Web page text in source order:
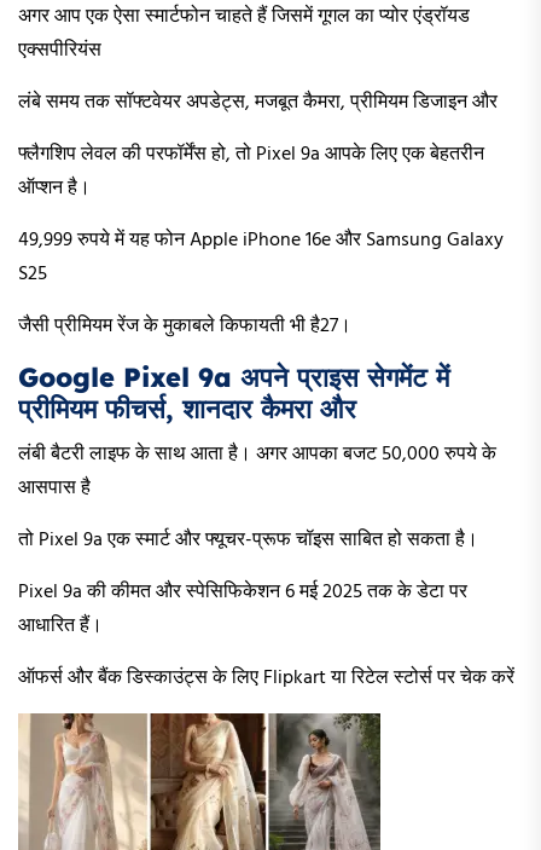
अगर आप एक ऐसा स्मार्टफोन चाहते हैं जिसमें गूगल का प्योर एंड्रॉयड
एक्सपीरियंस
लंबे समय तक सॉफ्टवेयर अपडेट्स, मजबूत कैमरा, प्रीमियम डिजाइन और
फ्लैगशिप लेवल की परफॉर्मेंस हो, तो Pixel 9a आपके लिए एक बेहतरीन
ऑप्शन है।
49,999 रुपये में यह फोन Apple iPhone 16e और Samsung Galaxy
S25
जैसी प्रीमियम रेंज के मुकाबले किफायती भी है27।
Google Pixel 9a अपने प्राइस सेगमेंट में
प्रीमियम फीचर्स, शानदार कैमरा और
लंबी बैटरी लाइफ के साथ आता है। अगर आपका बजट 50,000 रुपये के
आसपास है
तो Pixel 9a एक स्मार्ट और फ्यूचर-प्रूफ चॉइस साबित हो सकता है।
Pixel 9a की कीमत और स्पेसिफिकेशन 6 मई 2025 तक के डेटा पर
आधारित हैं।
ऑफर्स और बैंक डिस्काउंट्स के लिए Flipkart या रिटेल स्टोर्स पर चेक करें